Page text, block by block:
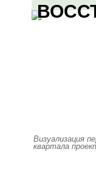
Визуализация
квартала